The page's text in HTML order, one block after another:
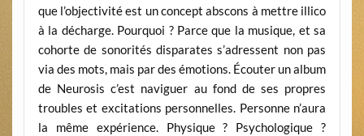
que l’objectivité est un concept abscons à mettre illico
à la décharge. Pourquoi ? Parce que la musique, et sa
cohorte de sonorités disparates s’adressent non pas
via des mots, mais par des émotions. Écouter un album
de Neurosis c’est naviguer au fond de ses propres
troubles et excitations personnelles. Personne n’aura
la même expérience. Physique ? Psychologique ?